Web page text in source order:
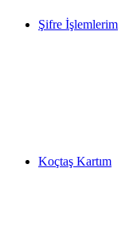
Şifre İşlemlerim
Koçtaş Kartım